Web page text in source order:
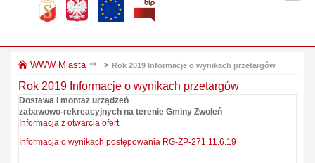
WWW Miasta > Rok 2019 Informacje o wynikach przetargów
Rok 2019 Informacje o wynikach przetargów
Dostawa i montaż urządzeń
zabawowo-rekreacyjnych na terenie Gminy Zwoleń
Informacja z otwarcia ofert
Informacja o wynikach postępowania RG-ZP-271.11.6.19